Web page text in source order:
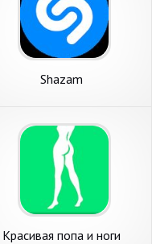
Shazam
Красивая попа и ноги